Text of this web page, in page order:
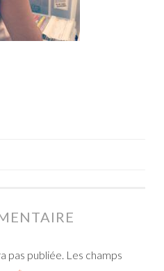
pas publiée. Les champs